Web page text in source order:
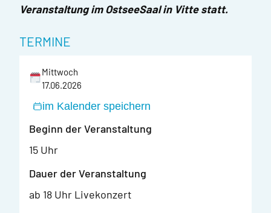
Veranstaltung imOstseeSaal in Vitte statt.
TERMINE
Mittwoch
17.06.2026
im Kalender speichern
Beginn der Veranstaltung
15 Uhr
Dauer der Veranstaltung
ab 18 Uhr Livekonzert